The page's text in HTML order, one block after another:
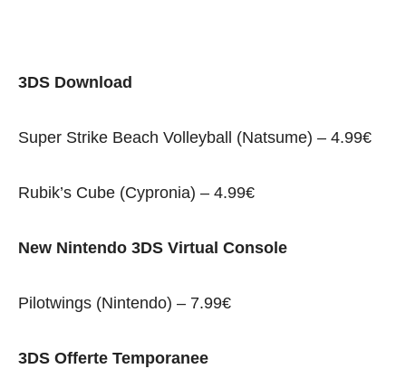
3DS Download
Super Strike Beach Volleyball (Natsume) – 4.99€
Rubik’s Cube (Cypronia) – 4.99€
New Nintendo 3DS Virtual Console
Pilotwings (Nintendo) – 7.99€
3DS Offerte Temporanee